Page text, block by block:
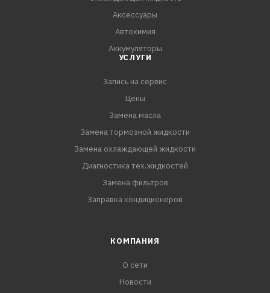
вредного воздействия ультрафиолетовых лучей
- Усиливает водоотталкивающие свойства резины
- Надолго обновляет внешний вид
Аксессуары
Автохимия
Аккумуляторы
УСЛУГИ
Запись на сервис
Цены
Замена масла
Замена тормозной жидкости
Замена охлаждающей жидкости
Диагностика тех.жидкостей
Замена фильтров
Заправка кондиционеров
КОМПАНИЯ
О сети
Новости